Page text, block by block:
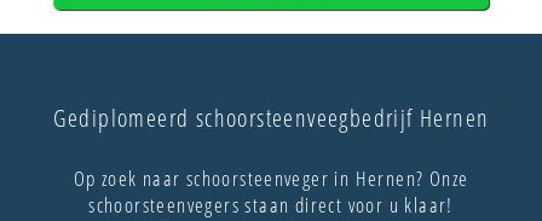
Gediplomeerd schoorsteenveegbedrijf Hernen
Op zoek naar schoorsteenveger in Hernen? Onze
schoorsteenvegers staan direct voor u klaar!